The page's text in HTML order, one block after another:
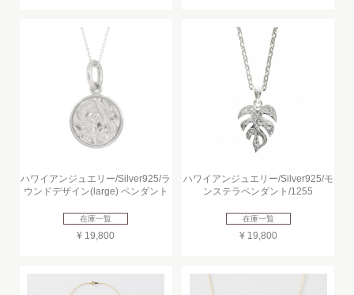
ハワイアンジュエリー/Silver925/ラ
ウンドデザイン(large) ペンダント
在庫一覧
¥ 19,800
ハワイアンジュエリー/Silver925/モ
ンステラペンダント/1255
在庫一覧
¥ 19,800